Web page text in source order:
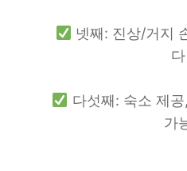
넷째: 진상/거지
다
다섯째: 숙소 제
가